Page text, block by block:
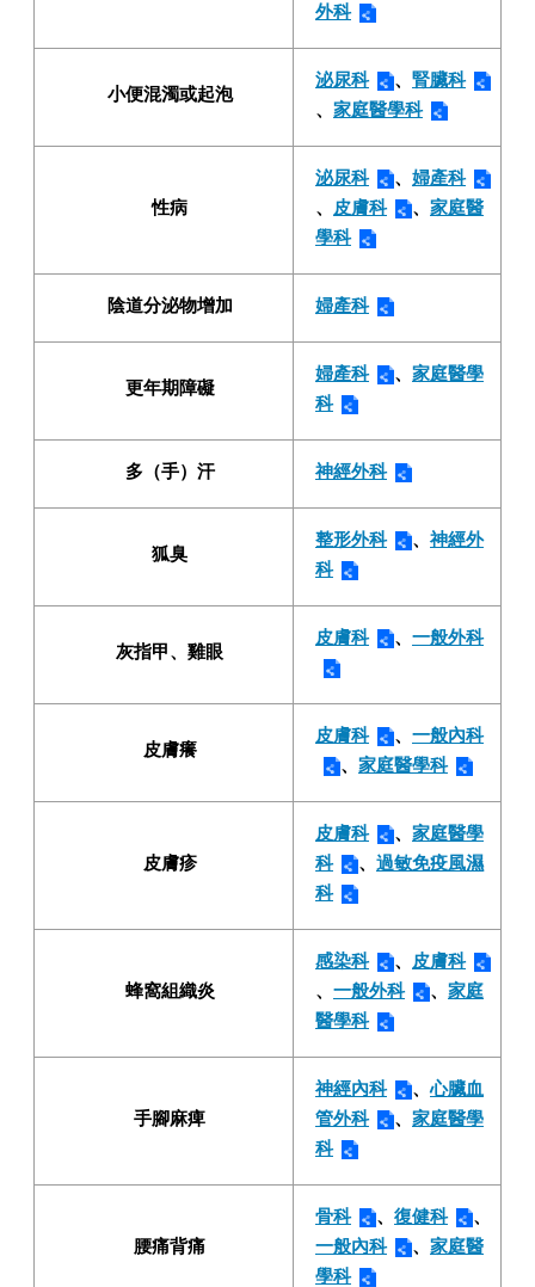
外科
小便混濁或起泡
泌尿科 、 腎臟科
、 家庭醫學科
性病
泌尿科 、 婦產科
、
皮膚科 、 家庭醫
學科
陰道分泌物增加 婦產科
更年期障礙
婦產科 、 家庭醫學
科
多（手）汗 神經外科
狐臭
整形外科 、 神經外
科
灰指甲、雞眼
皮膚科 、 一般外科
皮膚癢
皮膚科 、 一般內科
、 家庭醫學科
皮膚疹
皮膚科 、 家庭醫學
科
、 過敏免疫風濕
科
蜂窩組織炎
感染科 、
皮膚科
、 一般外科 、 家庭
醫學科
手腳麻痺
神經內科 、心臟血
管外科
、 家庭醫學
科
腰痛背痛
骨科 、 復健科
、
一般內科
、 家庭醫
學科